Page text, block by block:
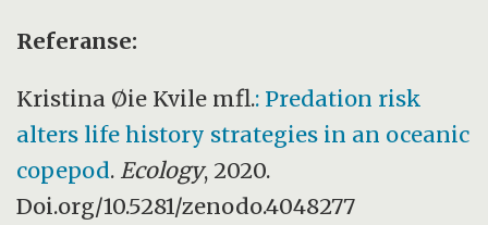
Referanse:
Kristina Øie Kvile mfl.: Predation risk
alters life history strategies in an oceanic
copepod. Ecology, 2020.
Doi.org/10.5281/zenodo.4048277